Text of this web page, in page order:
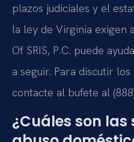
plazos judiciales y el
la ley de Virginia exigen
Of SRIS, P.C. puede
a seguir. Para discutir
contacte al bufete al
¿Cuáles son